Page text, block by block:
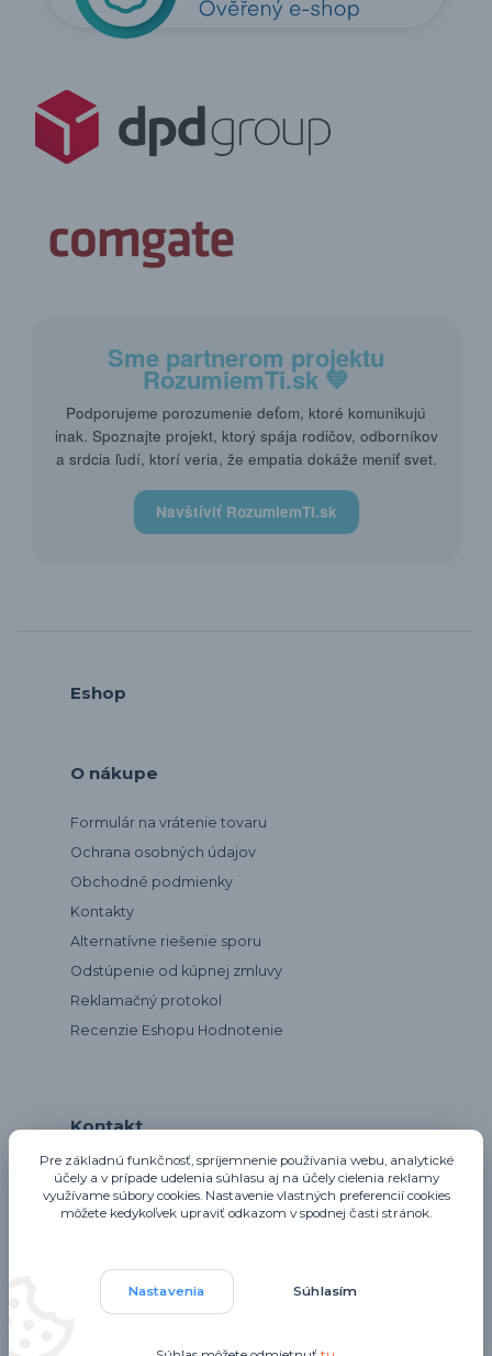
Sme partnerom projektu
RozumiemTi.sk💙
Podporujeme porozumenie deťom, ktoré komunikujú
inak. Spoznajte projekt, ktorý spája rodičov, odborníkov
a srdcia ľudí, ktorí veria, že empatia dokáže meniť svet.
Navštíviť RozumiemTi.sk
Eshop
O nákupe
Formulár na vrátenie tovaru
Ochrana osobných údajov
Obchodné podmienky
Kontakty
Alternatívne riešenie sporu
Odstúpenie od kúpnej zmluvy
Reklamačný protokol
Recenzie Eshopu Hodnotenie
Kontakt
notta@notta.sk
Upravit sběr cookies.
Pre základnú funkčnosť, spríjemnenie používania webu, analytické
účely a v prípade udelenia súhlasu aj na účely cielenia reklamy
využívame súbory cookies. Nastavenie vlastných preferencií cookies
môžete kedykoľvek upraviť odkazom v spodnej časti stránok.
Nastavenia Súhlasím